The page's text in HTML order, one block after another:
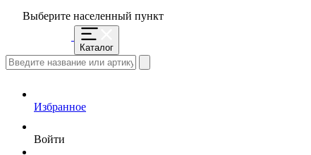
Выберите населенный пункт
Каталог
Избранное
Войти